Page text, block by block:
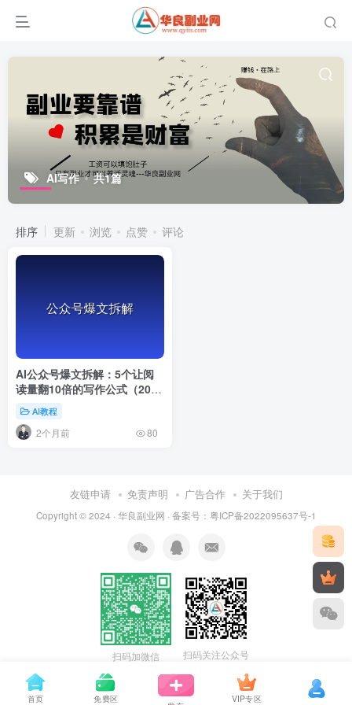
AI写作 共1篇
排序 更新 浏览 点赞 评论
AI公众号爆文拆解：5个让阅
读量翻10倍的写作公式（2026
实操版）
AI教程
2个月前 80
友链申请 免责声明 广告合作 关于我们
Copyright © 2024 · 华良副业网 · 备案号： 粤ICP备2022095637号-1
扫码加微信 扫码关注公众号
首页 免费区 VIP专区